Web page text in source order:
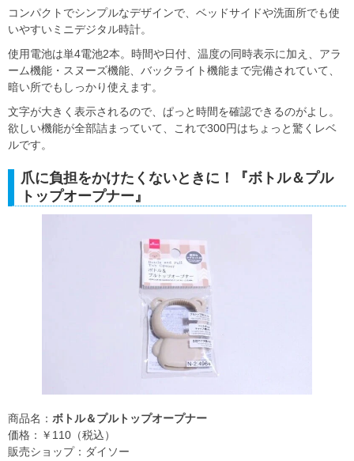
コンパクトでシンプルなデザインで、ベッドサイドや洗面所でも使
いやすいミニデジタル時計。
使用電池は単4電池2本。時間や日付、温度の同時表示に加え、アラ
ーム機能・スヌーズ機能、バックライト機能まで完備されていて、
暗い所でもしっかり使えます。
文字が大きく表示されるので、ぱっと時間を確認できるのがよし。
欲しい機能が全部詰まっていて、これで300円はちょっと驚くレベ
ルです。
爪に負担をかけたくないときに！『ボトル＆プル
トップオープナー』
商品名： ボトル＆プルトップオープナー
価格：￥110（税込）
販売ショップ：ダイソー